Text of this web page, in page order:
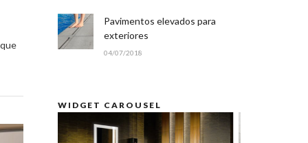
Pavimentos elevados para
exteriores
04/07/2018
WIDGET CAROUSEL